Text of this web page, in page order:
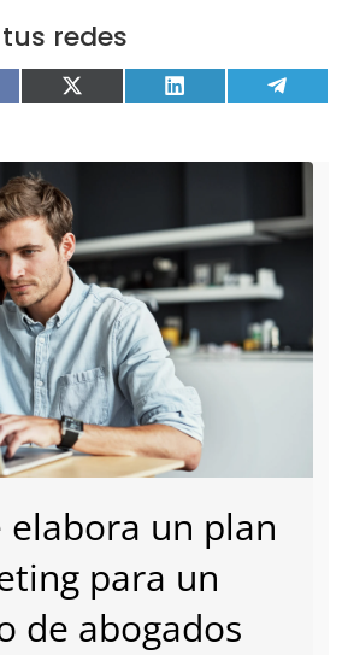
redes
Compartir
X Compartir
LinkedIn
elabora un plan
para un
de abogados